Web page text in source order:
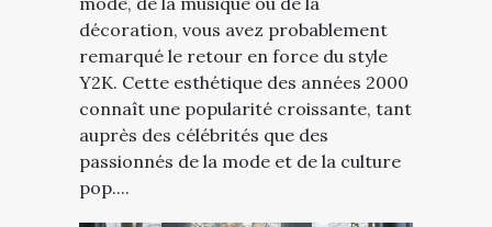
décoration, vous avez probablement
remarqué le retour en force du style
Y2K. Cette esthétique des années 2000
connaît une popularité croissante, tant
auprès des célébrités que des
passionnés de la mode et de la culture
pop....